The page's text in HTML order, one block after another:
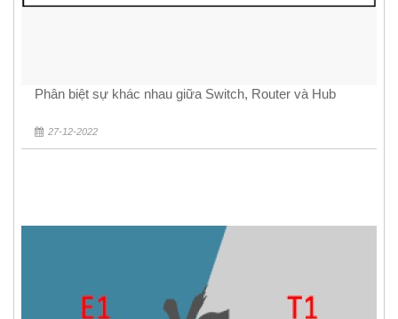
Phân biệt sự khác nhau giữa Switch, Router và Hub
27-12-2022